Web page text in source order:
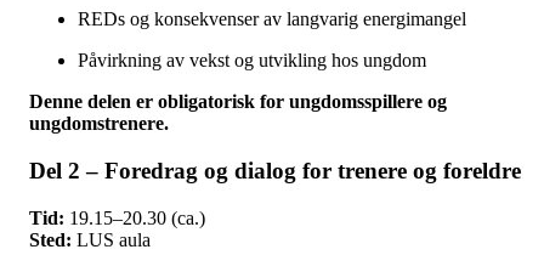
REDs og konsekvenser av langvarig energimangel
Påvirkning av vekst og utvikling hos ungdom
Denne delen er obligatorisk for ungdomsspillere og
ungdomstrenere.
Del 2 – Foredrag og dialog for trenere og foreldre
Tid: 19.15–20.30 (ca.)
Sted: LUS aula